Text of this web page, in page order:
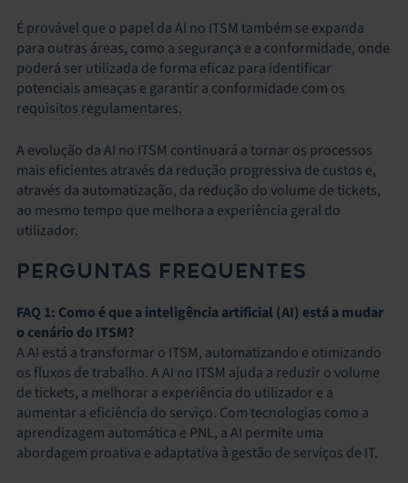
É provável que o papel da AI no ITSM também se expanda
para outras áreas, como a segurança e a conformidade, onde
poderá ser utilizada de forma eficaz para identificar
potenciais ameaças e garantir a conformidade com os
requisitos regulamentares.
A evolução da AI no ITSM continuará a tornar os processos
mais eficientes através da redução progressiva de custos e,
através da automatização, da redução do volume de tickets,
ao mesmo tempo que melhora a experiência geral do
utilizador.
PERGUNTAS FREQUENTES
FAQ 1: Como é que a inteligência artificial (AI) está a mudar
o cenário do ITSM?
A AI está a transformar o ITSM, automatizando e otimizando
os fluxos de trabalho. A AI no ITSM ajuda a reduzir o volume
de tickets, a melhorar a experiência do utilizador e a
aumentar a eficiência do serviço. Com tecnologias como a
aprendizagem automática e PNL, a AI permite uma
abordagem proativa e adaptativa à gestão de serviços de IT.